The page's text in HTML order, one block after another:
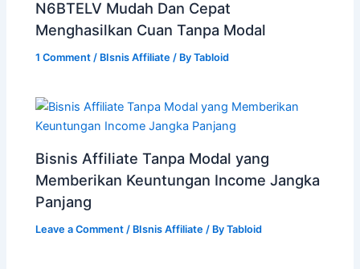
N6BTELV Mudah Dan Cepat
Menghasilkan Cuan Tanpa Modal
1 Comment / BIsnis Affiliate / ByTabloid
Bisnis Affiliate Tanpa Modal yang
Memberikan Keuntungan Income Jangka
Panjang
Leave a Comment / BIsnis Affiliate / ByTabloid